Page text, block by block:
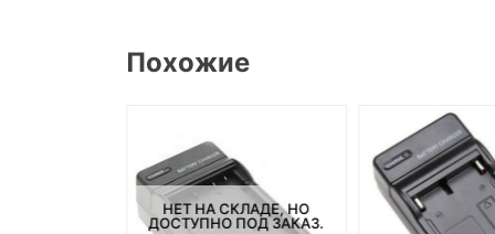
Похожие
НЕТ НА СКЛАДЕ, НО
ДОСТУПНО ПОД ЗАКАЗ.